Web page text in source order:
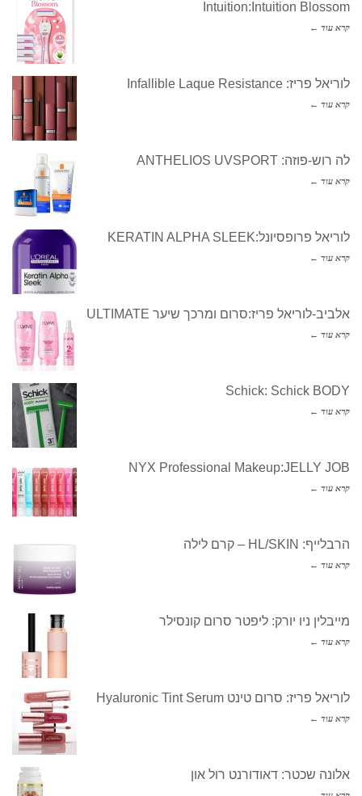
Intuition:Intuition Blossom
קרא עוד ←
לוריאל פריז: Infallible Laque Resistance
קרא עוד ←
לה רוש-פוזה: ANTHELIOS UVSPORT
קרא עוד ←
לוריאל פרופסיונל:KERATIN ALPHA SLEEK
קרא עוד ←
אלביב-לוריאל פריז:סרום ומרכך שיער ULTIMATE
קרא עוד ←
Schick: Schick BODY
קרא עוד ←
NYX Professional Makeup:JELLY JOB
קרא עוד ←
הרבלייף: HL/SKIN – קרם לילה
קרא עוד ←
מייבלין ניו יורק: ליפטר סרום קונסילר
קרא עוד ←
לוריאל פריז: סרום טינט Hyaluronic Tint Serum
קרא עוד ←
אלונה שכטר: דאודורנט רול און